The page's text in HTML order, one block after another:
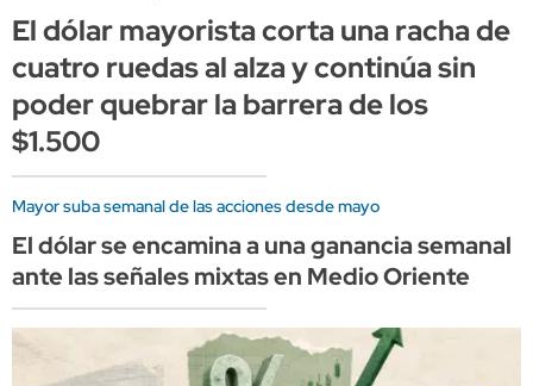
El dólar mayorista corta una racha de
cuatro ruedas al alza y continúa sin
poder quebrar la barrera de los
$1.500
Mayor suba semanal de las acciones desde mayo
El dólar se encamina a una ganancia semanal
ante las señales mixtas en Medio Oriente